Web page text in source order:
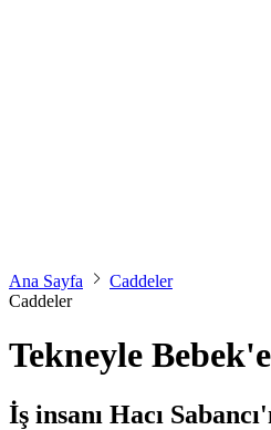
Ana Sayfa
Caddeler
Caddeler
Tekneyle
İş insanı Hacı